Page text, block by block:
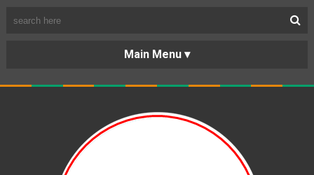
BERANDA
PORTOFOLIO